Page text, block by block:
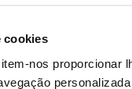
cookies
nos proporcionar
personalizada